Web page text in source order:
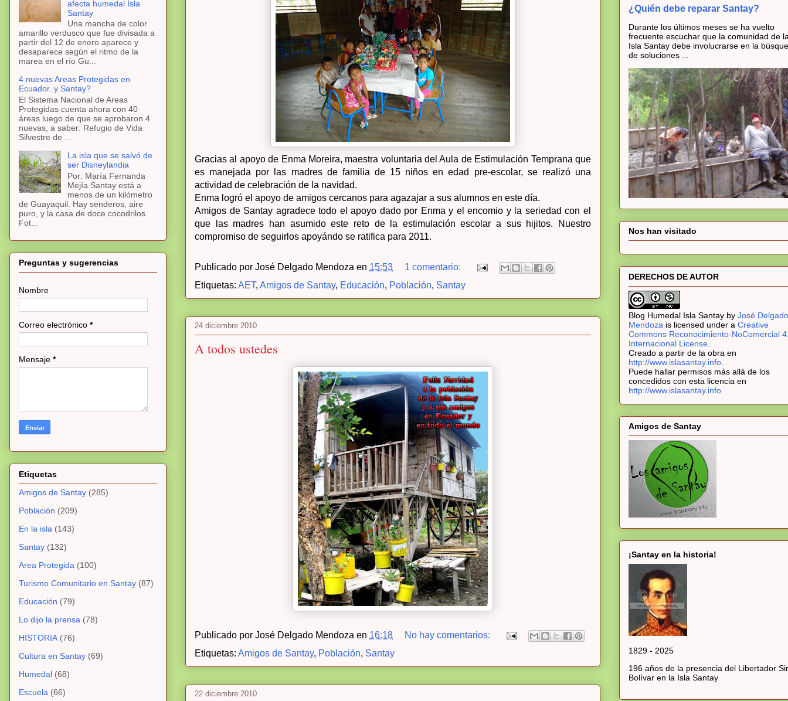
Gracias al apoyo de Enma Moreira, maestra voluntaria del Aula de Estimulación Temprana que
es manejada por las madres de familia de 15 niños en edad pre-escolar, se realizó una
actividad de celebración de la navidad.
Enma logró el apoyo de amigos cercanos para agazajar a sus alumnos en este día.
Amigos de Santay agradece todo el apoyo dado por Enma y el encomio y la seriedad con el
que las madres han asumido este reto de la estimulación escolar a sus hijitos. Nuestro
compromiso de seguirlos apoyándo se ratifica para 2011.
Publicado por José Delgado Mendoza en 15:53
1 comentario:
Etiquetas: AET, Amigos de Santay, Educación, Población, Santay
24 diciembre 2010
A todos ustedes
Publicado por José Delgado Mendoza en 16:18
No hay comentarios:
Etiquetas: Amigos de Santay, Población, Santay
22 diciembre 2010
afecta humedal Isla
Santay
Una mancha de color
amarillo verdusco que fue divisada a
partir del 12 de enero aparece y
desaparece según el ritmo de la
marea en el río Gu...
4 nuevas Areas Protegidas en
Ecuador..y Santay?
El Sistema Nacional de Areas
Protegidas cuenta ahora con 40
áreas luego de que se aprobaron 4
nuevas, a saber: Refugio de Vida
Silvestre de ...
La isla que se salvó de
ser Disneylandia
Por: María Fernanda
Mejía Santay está a
menos de un kilómetro
de Guayaquil. Hay senderos, aire
puro, y la casa de doce cocodrilos.
Fot...
Preguntas y sugerencias
Nombre
Correo electrónico *
Mensaje *
Etiquetas
Amigos de Santay (285)
Población (209)
En la isla (143)
Santay (132)
Area Protegida (100)
Turismo Comunitario en Santay (87)
Educación (79)
Lo dijo la prensa (78)
HISTORIA (76)
Cultura en Santay (69)
Humedal (68)
Escuela (66)
¿Quién debe reparar Santay?
Durante los últimos meses se ha vuelto
frecuente escuchar que la comunidad de
Isla Santay debe involucrarse en la
de soluciones ...
Nos han visitado
DERECHOS DE AUTOR
Blog Humedal Isla Santay by José Delgado
Mendoza is licensed under a Creative
Commons Reconocimiento-NoComercial
Internacional License
Creado a partir de la obra en
http://www.islasantay.info
Puede hallar permisos más allá de los
concedidos con esta licencia en
http://www.islasantay.info
Amigos de Santay
¡Santay en la historia!
1829 - 2025
196 años de la presencia del Libertador
Bolívar en la Isla Santay